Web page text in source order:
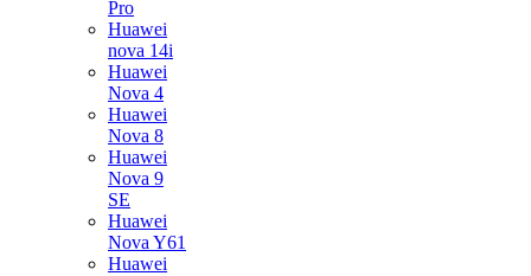
Pro
Huawei
nova 14i
Huawei
Nova 4
Huawei
Nova 8
Huawei
Nova 9
SE
Huawei
Nova Y61
Huawei